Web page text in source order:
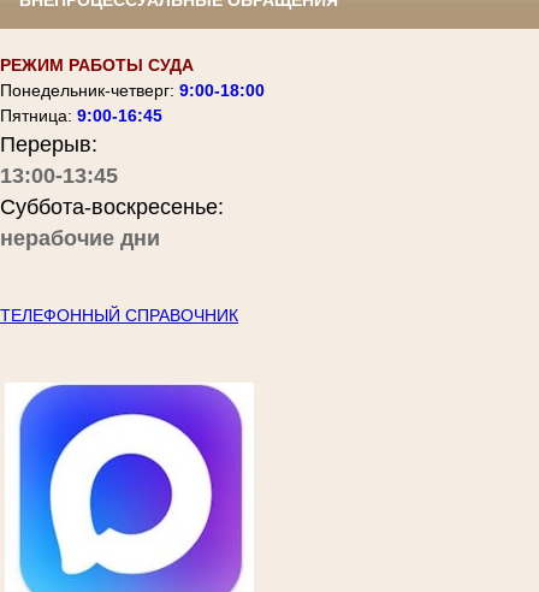
РЕЖИМ РАБОТЫ СУДА
Понедельник-четверг: 9:00-18:00
Пятница: 9:00-16:45
Перерыв:
13:00-13:45
Суббота-воскресенье:
нерабочие дни
ТЕЛЕФОННЫЙ СПРАВОЧНИК